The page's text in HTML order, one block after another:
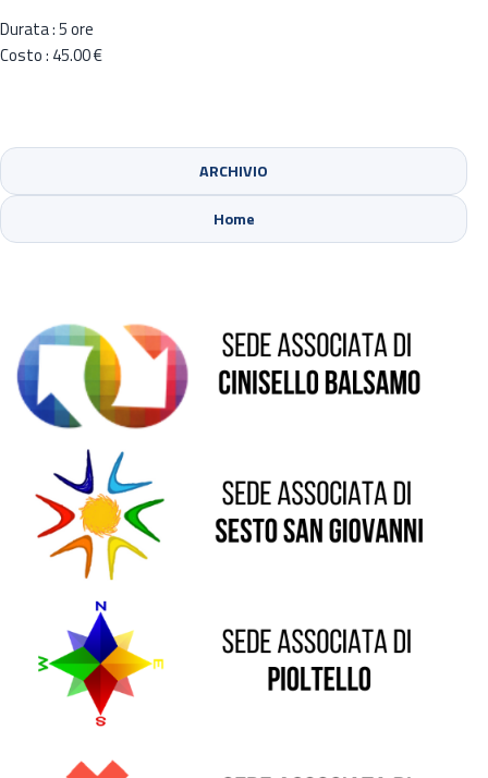
Durata : 5 ore
Costo : 45.00 €
ARCHIVIO
Home
Sede di Cinisello Balsamo
Sede di Sesto San Giovanni
Sede di Pioltello
Sede di Vaprio D'Adda